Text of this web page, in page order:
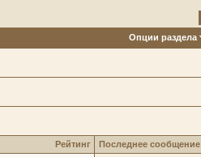
Опции раздела
Рейтинг
Последнее сообщение